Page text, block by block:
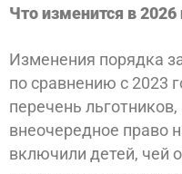
Что изменится в 2026
Изменения порядка
по сравнению с 2023
перечень
внеочередное право
включили детей, чей